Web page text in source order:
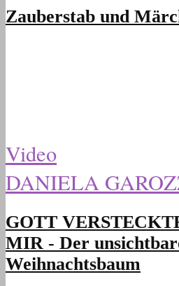
Zauberstab und
Video
DANIELA
GOTT
MIR - Der
Weihnachtsbaum